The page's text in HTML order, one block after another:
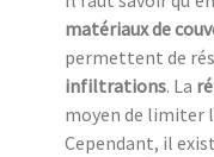
matériaux de
permettent de
infiltrations. La
moyen de limiter
Cependant, il